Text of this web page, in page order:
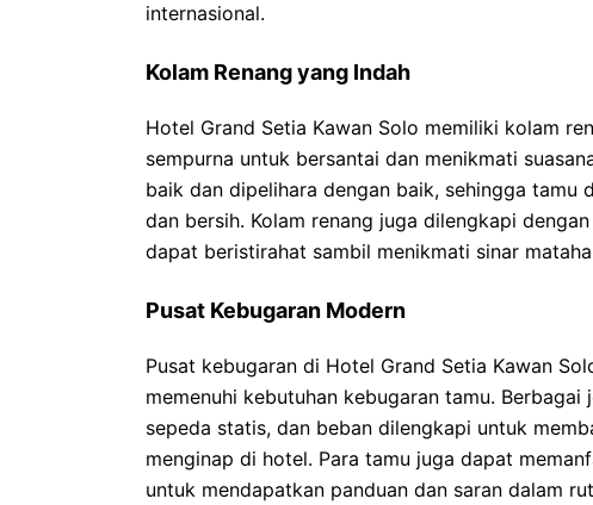
internasional.
Kolam Renang yang Indah
Hotel Grand Setia Kawan Solo memiliki kolam
sempurna untuk bersantai dan menikmati
baik dan dipelihara dengan baik, sehingga
dan bersih. Kolam renang juga dilengkapi
dapat beristirahat sambil menikmati sinar
Pusat Kebugaran Modern
Pusat kebugaran di Hotel Grand Setia Kawan
memenuhi kebutuhan kebugaran tamu.
sepeda statis, dan beban dilengkapi untuk
menginap di hotel. Para tamu juga dapat
untuk mendapatkan panduan dan saran dalam